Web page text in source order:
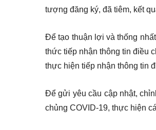
tượng đăng ký, đã tiêm, kết
Để tạo thuận lợi và thống
thức tiếp nhận thông tin điều
thực hiện tiếp nhận thông tin
Để gửi yêu cầu cập nhật,
chủng COVID-19, thực hiện